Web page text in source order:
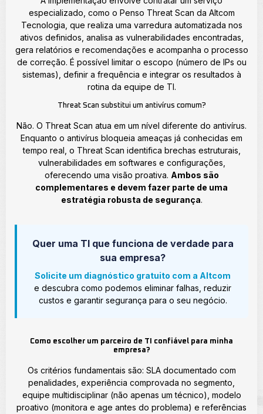
especializado, como o Penso Threat Scan da Altcom
Tecnologia, que realiza uma varredura automatizada nos
ativos definidos, analisa as vulnerabilidades encontradas,
gera relatórios e recomendações e acompanha o processo
de correção. É possível limitar o escopo (número de IPs ou
sistemas), definir a frequência e integrar os resultados à
rotina da equipe de TI.
Threat Scan substitui um antivírus comum?
Não. O Threat Scan atua em um nível diferente do antivírus.
Enquanto o antivírus bloqueia ameaças já conhecidas em
tempo real, o Threat Scan identifica brechas estruturais,
vulnerabilidades em softwares e configurações,
oferecendo uma visão proativa. Ambos são
complementares e devem fazer parte de uma
estratégia robusta de segurança.
Quer uma TI que funciona de verdade para
sua empresa?
Solicite um diagnóstico gratuito com a Altcom
e descubra como podemos eliminar falhas, reduzir
custos e garantir segurança para o seu negócio.
Como escolher um parceiro de TI confiável para minha
empresa?
Os critérios fundamentais são: SLA documentado com
penalidades, experiência comprovada no segmento,
equipe multidisciplinar (não apenas um técnico), modelo
proativo (monitora e age antes do problema) e referências